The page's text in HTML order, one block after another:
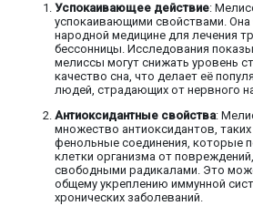
Успокаивающее действие:
успокаивающими свойствами. Она
народной медицине для лечения
бессонницы. Исследования
мелиссы могут снижать уровень
качество сна, что делает её
людей, страдающих от нервного
Антиоксидантные свойства:
множество антиоксидантов,
фенольные соединения, которые
клетки организма от
свободными радикалами. Это
общему укреплению иммунной
хронических заболеваний.